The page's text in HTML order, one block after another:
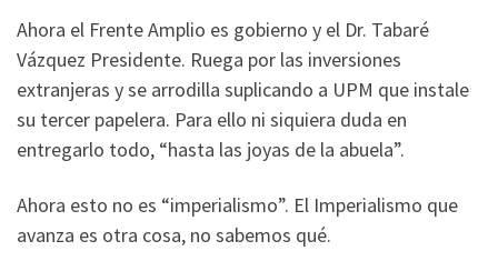
Ahora el Frente Amplio es gobierno y el Dr. Tabaré
Vázquez Presidente. Ruega por las inversiones
extranjeras y se arrodilla suplicando a UPM que instale
su tercer papelera. Para ello ni siquiera duda en
entregarlo todo, “hasta las joyas de la abuela”.
Ahora esto no es “imperialismo”. El Imperialismo que
avanza es otra cosa, no sabemos qué.